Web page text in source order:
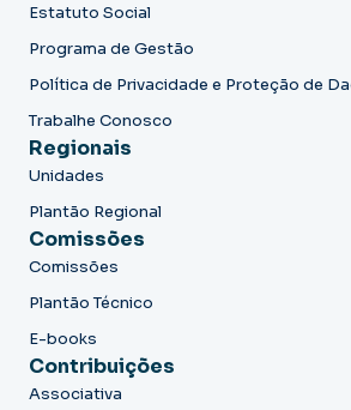
Estatuto Social
Programa de Gestão
Política de Privacidade e Proteção de
Trabalhe Conosco
Regionais
Unidades
Plantão Regional
Comissões
Comissões
Plantão Técnico
E-books
Contribuições
Associativa